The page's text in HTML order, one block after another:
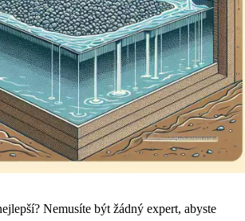
Nemusíte být žádný expert, abyste